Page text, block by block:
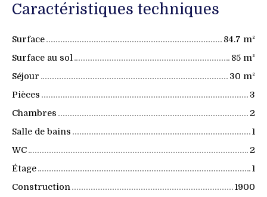
Caractéristiques techniques
Surface 84.7 m²
Surface au sol
85 m²
Séjour
30 m²
Pièces
3
Chambres
2
Salle de bains
1
WC
2
Étage
1
Construction
1900